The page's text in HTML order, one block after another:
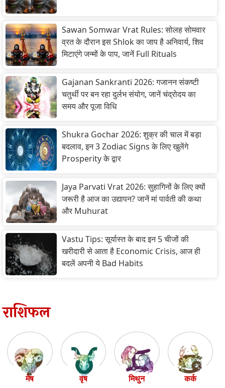
Sawan Somwar Vrat Rules: सोलह सोमवार
व्रत के दौरान इस Shlok का जाप है अनिवार्य, शिव
मिटाएंगे जन्मों के पाप, जानें Full Rituals
Gajanan Sankranti 2026: गजानन संकष्टी
चतुर्थी पर बन रहा दुर्लभ संयोग, जानें चंद्रोदय का
समय और पूजा विधि
Shukra Gochar 2026: शुक्र की चाल में बड़ा
बदलाव, इन 3 Zodiac Signs के लिए खुलेंगे
Prosperity के द्वार
Jaya Parvati Vrat 2026: सुहागिनों के लिए क्यों
जरूरी है आज का उद्यापन? जानें मां पार्वती की कथा
और Muhurat
Vastu Tips: सूर्यास्त के बाद इन 5 चीजों की
खरीदारी से आता है Economic Crisis, आज ही
बदलें अपनी ये Bad Habits
राशिफल
मेष वृष मिथुन कर्क